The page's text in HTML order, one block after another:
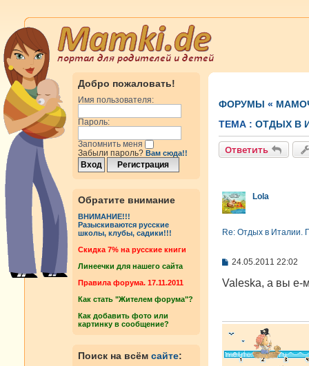
Добро пожаловать!
Имя пользователя:
Пароль:
Запомнить меня
Забыли пароль? Вам сюда!!
Обратите внимание
ВНИМАНИЕ!!!
Разыскиваются русские
школы, клубы, садики!!!
Cкидка 7% на русские книги
Линеечки для нашего сайта
Правила форума. 17.11.2011
Как стать "Жителем форума"?
Как добавить фото или
картинку в сообщение?
Поиск на всём сайте:
ФОРУМЫ «
ТЕМА : ОТДЫХ В
Ответить
Lola
Re: Отдых в Италии.
С
о
н
е
24.05.2011 22:02
Valeska, а вы е-